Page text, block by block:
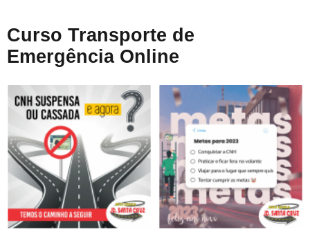
Curso Transporte de
Emergência Online